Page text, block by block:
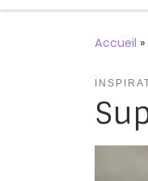
Accueil »